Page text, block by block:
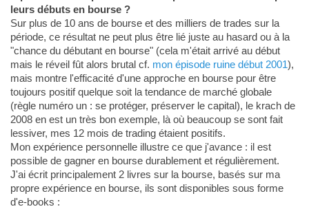
leurs débuts en bourse ?
Sur plus de 10 ans de bourse et des milliers de trades sur la
période, ce résultat ne peut plus être lié juste au hasard ou à la
"chance du débutant en bourse" (cela m'était arrivé au début
mais le réveil fût alors brutal cf. mon épisode ruine début 2001),
mais montre l'efficacité d'une approche en bourse pour être
toujours positif quelque soit la tendance de marché globale
(règle numéro un : se protéger, préserver le capital), le krach de
2008 en est un très bon exemple, là où beaucoup se sont fait
lessiver, mes 12 mois de trading étaient positifs.
Mon expérience personnelle illustre ce que j'avance : il est
possible de gagner en bourse durablement et régulièrement.
J'ai écrit principalement 2 livres sur la bourse, basés sur ma
propre expérience en bourse, ils sont disponibles sous forme
d'e-books :